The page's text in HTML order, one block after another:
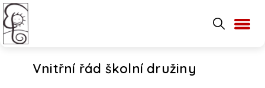
Vnitřní řád školní družiny